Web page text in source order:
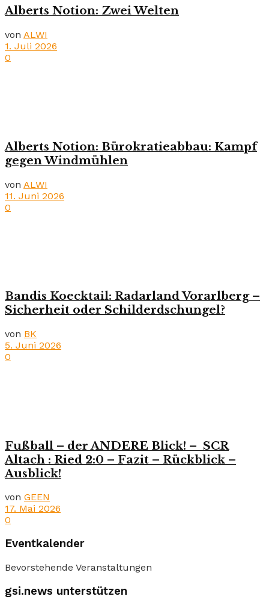
Alberts Notion: Zwei Welten
von ALWI
1. Juli 2026
0
Alberts Notion: Bürokratieabbau: Kampf
gegen Windmühlen
von ALWI
11. Juni 2026
0
Bandis Koecktail: Radarland Vorarlberg –
Sicherheit oder Schilderdschungel?
von BK
5. Juni 2026
0
Fußball – der ANDERE Blick! – SCR
Altach : Ried 2:0 – Fazit – Rückblick –
Ausblick!
von GEEN
17. Mai 2026
0
Eventkalender
Bevorstehende Veranstaltungen
gsi.news unterstützen